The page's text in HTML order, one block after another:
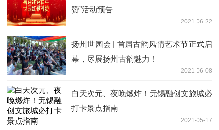
赞”活动预告
2021-06-22
扬州世园会 | 首届古韵风情艺术节正式启
幕，尽展扬州古韵魅力！
2021-06-08
白天次元、夜晚燃炸！无锡融创文旅城必
打卡景点指南
2021-05-17